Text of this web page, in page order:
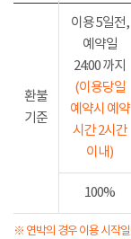
환불
기준
이용 5일전,
예약일
24:00 까지
(이용당일
예약시 예약
시간 2시간
이내)
100%
※ 연박의 경우 이용 시작